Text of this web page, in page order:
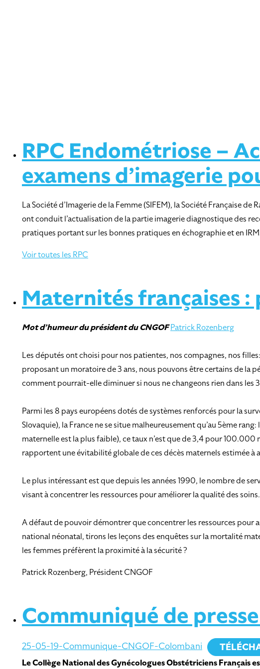
RPC Endométriose –
examens d’imagerie
La Société d’Imagerie de la Femme (SIFEM), la Société Française
ont conduit l’actualisation de la partie imagerie diagnostique des
pratiques portant sur les bonnes pratiques en échographie et en
Voir toutes les RPC
Maternités françaises
Mot d’humeurdu président du CNGOFPatrick Rozenberg
Les députés ont choisi pour nos patientes, nos compagnes, nos
proposant un moratoire de 3 ans, nous pouvons être certains de la
comment pourrait-elle diminuer si nous ne changeons rien dans les 3
Parmi les 8 pays européens dotés de systèmes renforcés pour la
Slovaquie), la France ne se situe malheureusement qu’au 5ème
maternelle est la plus faible), ce taux n’est que de 3,4 pour 100.000
rapportent une évitabilité globale de ces décès maternels estimée à
Le plus intéressant est que depuis les années 1990, le nombre de
visant à concentrer les ressources pour améliorer la qualité des soins.
A défaut de pouvoir démontrer que concentrer les ressources pour
national néonatal, tirons les leçons des enquêtes sur la mortalité
les femmes préfèrent la proximité à la sécurité ?
Patrick Rozenberg, Président CNGOF
Communiqué de
25-05-19-Communique-CNGOF-Colombani
Le Collège National des Gynécologues Obstétriciens Français